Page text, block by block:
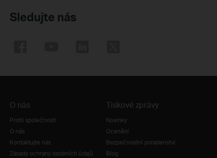
Sledujte nás
O nás
Profil společnosti
O nás
Kontaktujte nás
Zásady ochrany osobních údajů
Tiskové zprávy
Novinky
Ocenění
Bezpečnostní poradenství
Blog